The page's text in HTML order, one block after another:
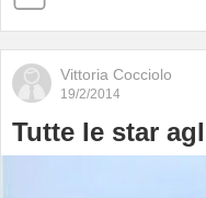
Vittoria Cocciolo
19/2/2014
Tutte le star